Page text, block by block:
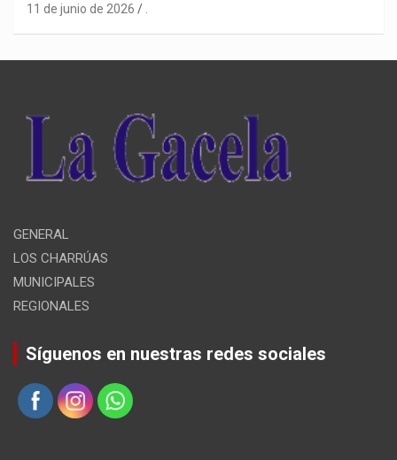
11 de junio de 2026
GENERAL
LOS CHARRÚAS
MUNICIPALES
REGIONALES
Síguenos en nuestras redes sociales